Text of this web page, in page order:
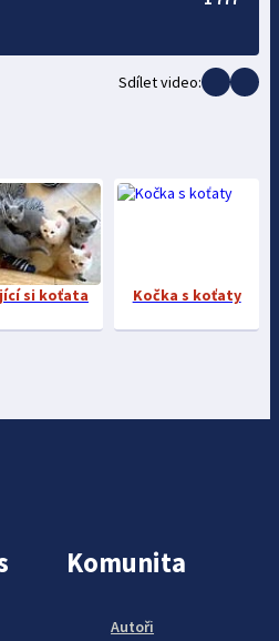
Sdílet video:
si koťata Kočka s koťaty
Komunita
Autoři